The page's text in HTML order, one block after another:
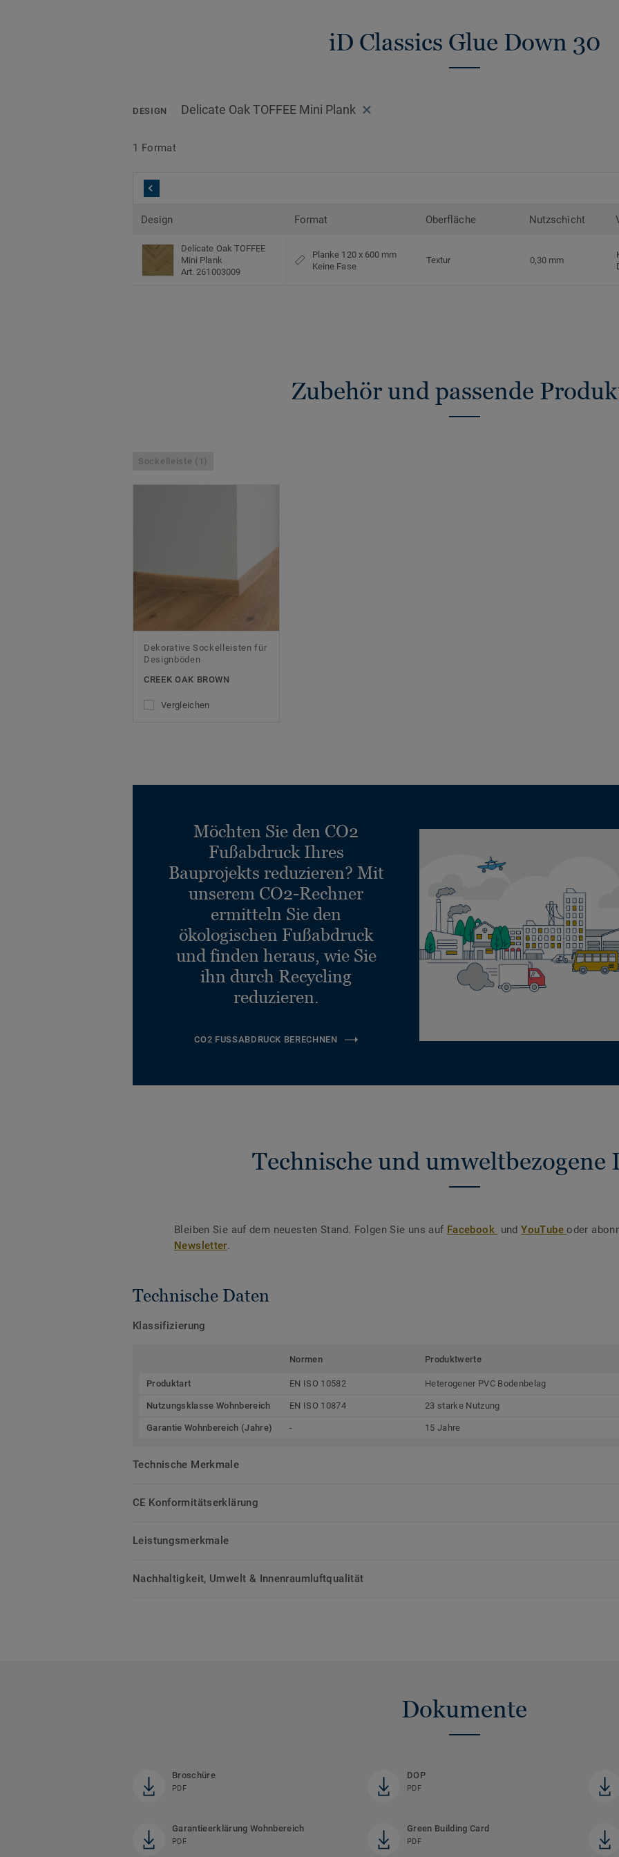
Standards.
>> Erfahren Sie mehr über Tarkett
iD Classics Glue Down 30
DESIGN Delicate Oak TOFFEE Mini Plank
1 Format
Design Format Oberfläche Nutzschicht
Delicate Oak TOFFEE
Mini Plank
Art. 261003009
Planke 120 x 600 mm
Keine Fase
Textur 0,30 mm
Zubehör und passende
Sockelleiste (1)
Dekorative Sockelleisten für
Designböden
CREEK OAK BROWN
Vergleichen
Möchten Sie den CO2
Fußabdruck Ihres
Bauprojekts reduzieren? Mit
unserem CO2-Rechner
ermitteln Sie den
ökologischen Fußabdruck
und finden heraus, wie Sie
ihn durch Recycling
reduzieren.
CO2 FUSSABDRUCK BERECHNEN
Technische und umweltbezogene
Bleiben Sie auf dem neuesten Stand. Folgen Sie uns auf Facebook undYouTubeoder
Newsletter.
Technische Daten
Klassifizierung
Normen Produktwerte
Produktart EN ISO 10582 Heterogener PVC Bodenbelag
Nutzungsklasse Wohnbereich EN ISO 10874 23 starke Nutzung
Garantie Wohnbereich (Jahre) - 15 Jahre
Technische Merkmale
CE Konformitätserklärung
Leistungsmerkmale
Nachhaltigkeit, Umwelt & Innenraumluftqualität
Dokumente
Broschüre
PDF
DOP
PDF
Garantieerklärung Wohnbereich
PDF
Green Building Card
PDF